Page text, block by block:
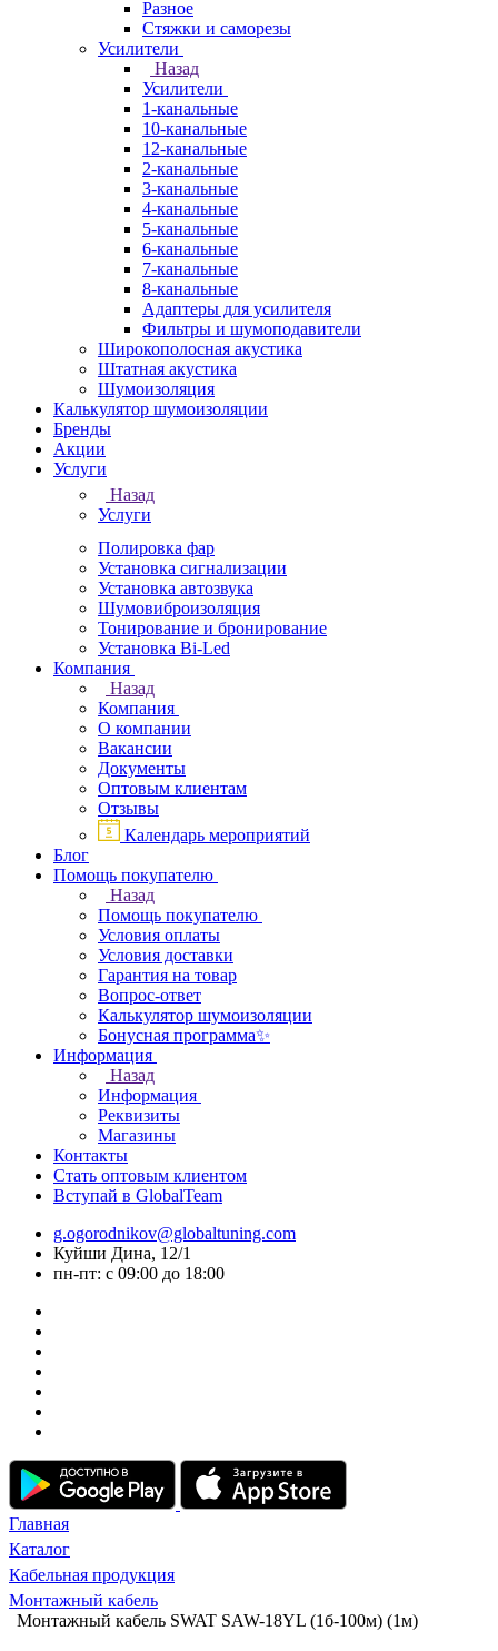
Разное
Стяжки и саморезы
Усилители
Назад
Усилители
1-канальные
10-канальные
12-канальные
2-канальные
3-канальные
4-канальные
5-канальные
6-канальные
7-канальные
8-канальные
Адаптеры для усилителя
Фильтры и шумоподавители
Широкополосная акустика
Штатная акустика
Шумоизоляция
Калькулятор шумоизоляции
Бренды
Акции
Услуги
Назад
Услуги
Полировка фар
Установка сигнализации
Установка автозвука
Шумовиброизоляция
Тонирование и бронирование
Установка Bi-Led
Компания
Назад
Компания
О компании
Вакансии
Документы
Оптовым клиентам
Отзывы
Календарь мероприятий
Блог
Помощь покупателю
Назад
Помощь покупателю
Условия оплаты
Условия доставки
Гарантия на товар
Вопрос-ответ
Калькулятор шумоизоляции
Бонусная программа✨
Информация
Назад
Информация
Реквизиты
Магазины
Контакты
Стать оптовым клиентом
Вступай в GlobalTeam
g.ogorodnikov@globaltuning.com
Куйши Дина, 12/1
пн-пт: с 09:00 до 18:00
Главная
Каталог
Кабельная продукция
Монтажный кабель
Монтажный кабель SWAT SAW-18YL (1б-100м) (1м)